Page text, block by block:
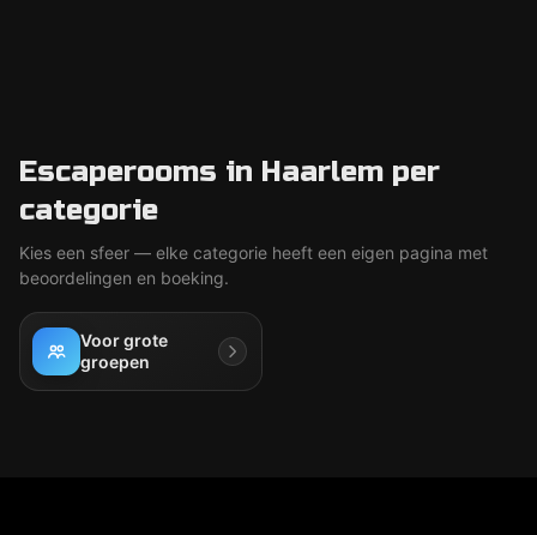
Escaperooms in Haarlem per
categorie
Kies een sfeer — elke categorie heeft een eigen pagina met
beoordelingen en boeking.
Voor grote
groepen